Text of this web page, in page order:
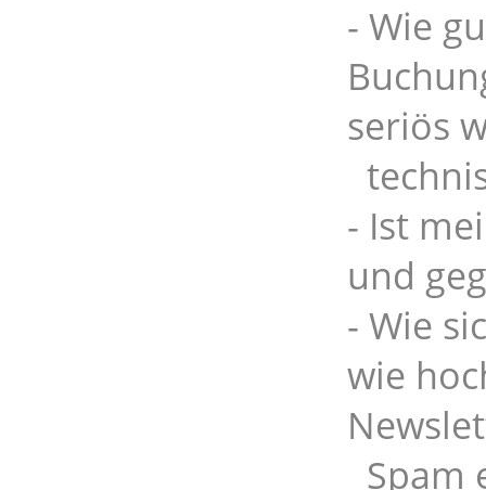
- Wie
seriös
- Ist
und
- Wie
wie
Spam